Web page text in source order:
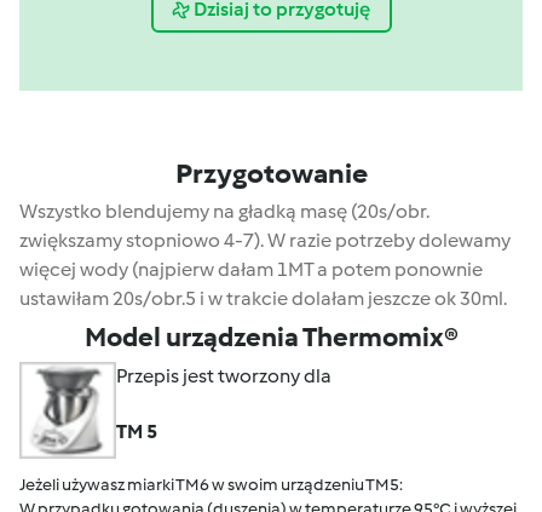
Dzisiaj to przygotuję
Przygotowanie
Wszystko blendujemy na gładką masę (20s/obr.
zwiększamy stopniowo 4-7). W razie potrzeby dolewamy
więcej wody (najpierw dałam 1MT a potem ponownie
ustawiłam 20s/obr.5 i w trakcie dolałam jeszcze ok 30ml.
Model urządzenia Thermomix®
Przepis jest tworzony dla
TM 5
Jeżeli używasz miarki TM6 w swoim urządzeniu TM5: